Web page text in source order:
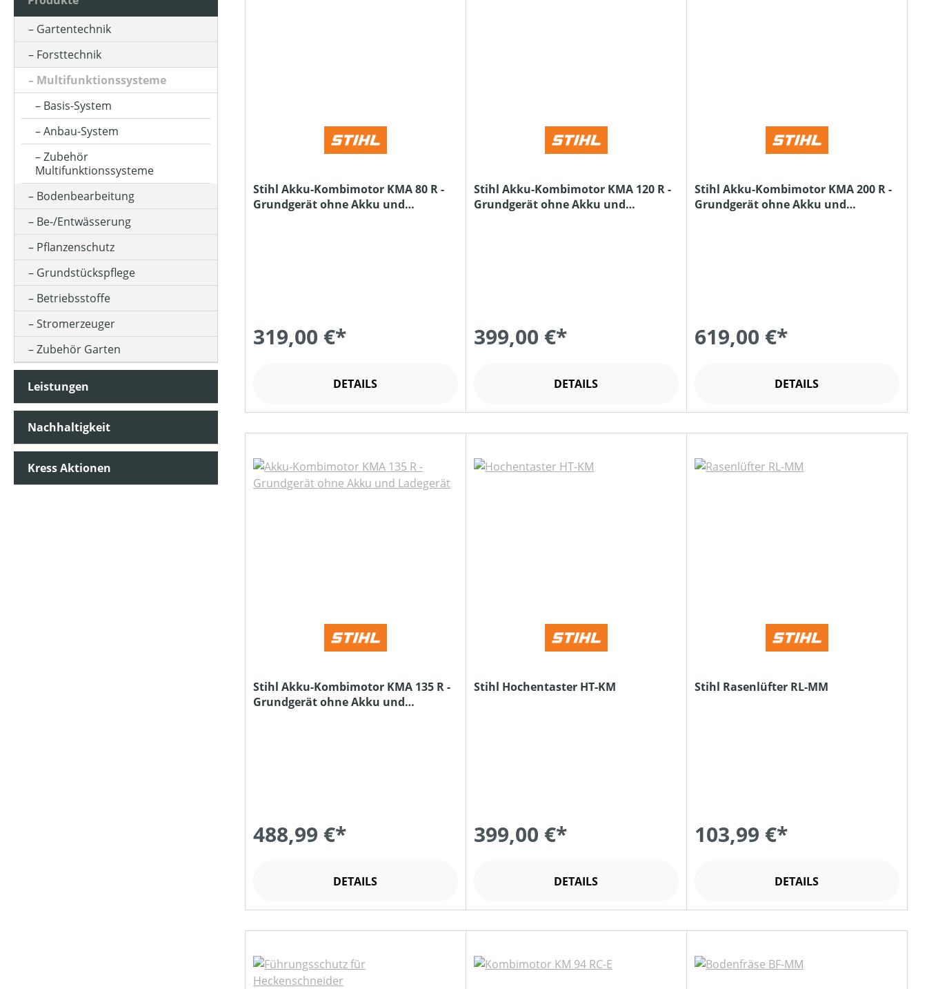
ARBEITSBREITE (IN CM)
ARBEITSZEIT (IN MIN)
BETRIEBSART
FAHRANTRIEBSART
FARBE (GERÄT)
GESCHWINDIGKEIT MAX (IN KM/H)
HUBRAUM (IN CM³)
KLASSIFIZIERUNG
Gartentechnik
Forsttechnik
Multifunktionssysteme
Basis-System
Anbau-System
Zubehör
Multifunktionssysteme
Bodenbearbeitung
Be-/Entwässerung
Pflanzenschutz
Grundstückspflege
Betriebsstoffe
Stromerzeuger
Zubehör Garten
Leistungen
Nachhaltigkeit
Kress Aktionen
Stihl Akku-Kombimotor KMA 80 R -
Grundgerät ohne Akku und
319,00 €*
DETAILS
Stihl Akku-Kombimotor KMA 120 R -
Grundgerät ohne Akku und
399,00 €*
DETAILS
Stihl Akku-Kombimotor KMA 200 R -
Grundgerät ohne Akku und
619,00 €*
DETAILS
Stihl Akku-Kombimotor KMA 135 R -
Grundgerät ohne Akku und
488,99 €*
DETAILS
Stihl Hochentaster HT-KM
399,00 €*
DETAILS
Stihl Rasenlüfter RL-MM
103,99 €*
DETAILS